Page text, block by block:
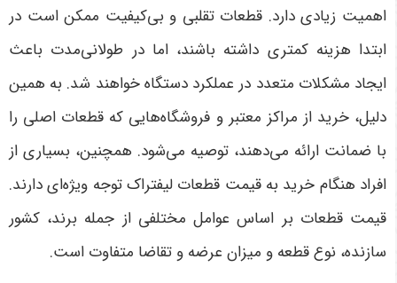
اهمیت زیادی دارد. قطعات تقلبی و بی‌کیفیت ممکن است در
ابتدا هزینه کمتری داشته باشند، اما در طولانی‌مدت باعث
ایجاد مشکلات متعدد در عملکرد دستگاه خواهند شد. به همین
دلیل، خرید از مراکز معتبر و فروشگاه‌هایی که قطعات اصلی را
با ضمانت ارائه می‌دهند، توصیه می‌شود. همچنین، بسیاری از
افراد هنگام خرید به قیمت قطعات لیفتراک توجه ویژه‌ای دارند.
قیمت قطعات بر اساس عوامل مختلفی از جمله برند، کشور
سازنده، نوع قطعه و میزان عرضه و تقاضا متفاوت است.